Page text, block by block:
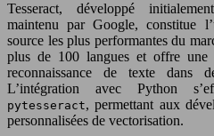
Tesseract, développé
maintenu par Google, constitue
source les plus performantes du
plus de 100 langues et offre une
reconnaissance de texte dans
L’intégration avec Python
pytesseract, permettant aux
personnalisées de vectorisation.